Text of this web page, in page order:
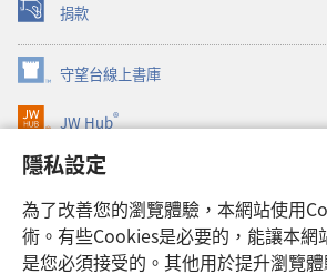
隱私設定
為了改善您的瀏覽體驗，本網站使用
術。有些Cookies是必要的，能讓本網
是您必須接受的。其他用於提升瀏覽
捐款
（開
啟
新
視
窗）
守望台線上書庫
（開
啟
新
窗）
JW Hub®
（開
啟
新
窗）
JW Library®
Watchtower Library